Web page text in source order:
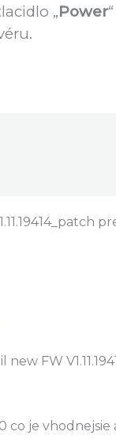
„Power
new FW
co je